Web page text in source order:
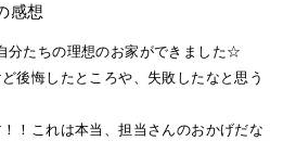
感想
分たちの理想のお家ができました☆
後悔したところや、失敗したなと思う
！これは本当、担当さんのおかげだな